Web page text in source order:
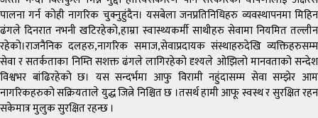
पालना गर्न कोही नागरिक चुक्नुहुंदैन। यसबेला जनप्रतिनिधिहरु व्यवस्थापनमा मिहिन
ढंगले दिनरात नभनी खटिरहेको,हाम्रा स्वास्थ्यकर्मी साथीहरु सेवामा नियमित तल्लीन
रहेको।राजनैनिक दलहरु,नागरिक समाज,सेवाप्रदायक संस्थाहरुदेखि व्यक्तिहरुसम्म
सेवा र सतर्कताका निम्ति सशक्त ढंगले लागिरहेको दृश्यले ओझिलो मानवताको सन्देश
विश्वभर बांढिरहेको छ। यस सन्दर्भमा आफु विरामी नहुंदासम्म सेवा सम्झेर आम
नागरिकहरुको सक्रियताले युद्ध जित्ने निश्चित छ ।तसर्थ हामी आफू स्वस्थ र सुरक्षित रहन
सकेमात्र मुलुक सुरक्षित रहन्छ ।